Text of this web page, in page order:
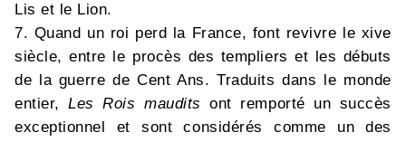
Lis et le Lion.
7. Quand un roi perd la France, font revivre le xive
siècle, entre le procès des templiers et les débuts
de la guerre de Cent Ans. Traduits dans le monde
entier,Les Rois maudits ont remporté un succès
exceptionnel et sont considérés comme un des